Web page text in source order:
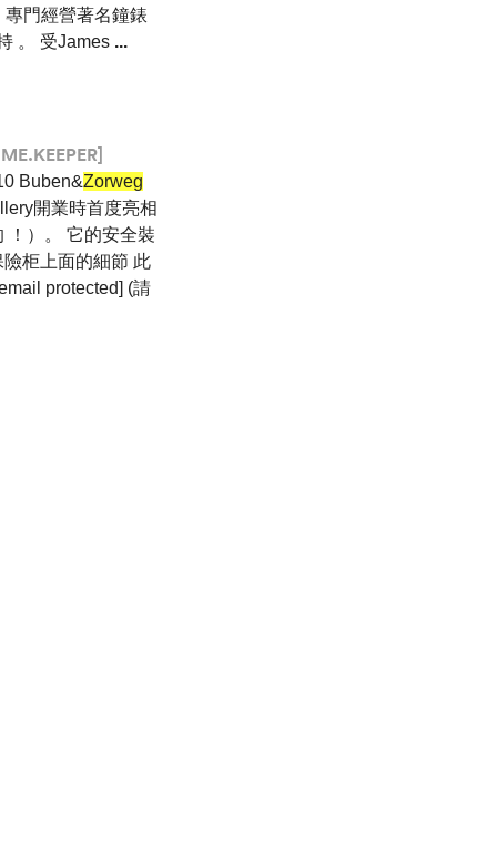
專門經營著名鐘錶
。 受James ...
Buben&Zorweg
開業時首度亮相
！）。 它的安全裝
柜上面的細節 此
protected] (請